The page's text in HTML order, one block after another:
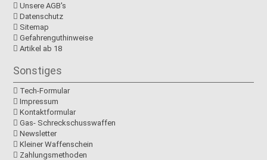
Unsere AGB's
Datenschutz
Sitemap
Gefahrenguthinweise
Artikel ab 18
Sonstiges
Tech-Formular
Impressum
Kontaktformular
Gas- Schreckschusswaffen
Newsletter
Kleiner Waffenschein
Zahlungsmethoden